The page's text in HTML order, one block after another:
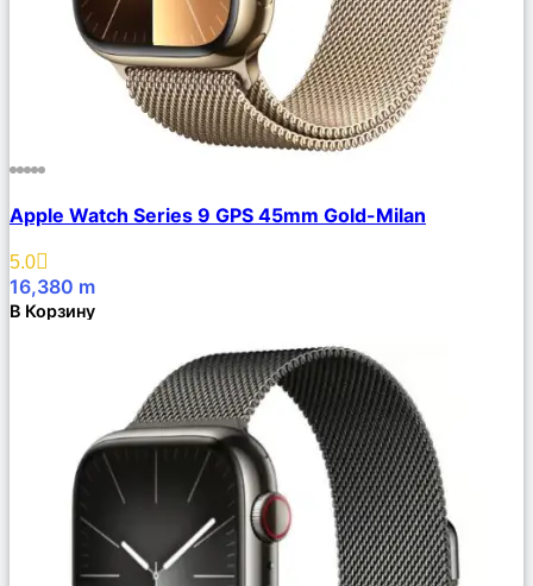
Описание
Избранное
Apple Watch Series 9 GPS 45mm Gold-Milan
5.0
16,380 m
В Корзину